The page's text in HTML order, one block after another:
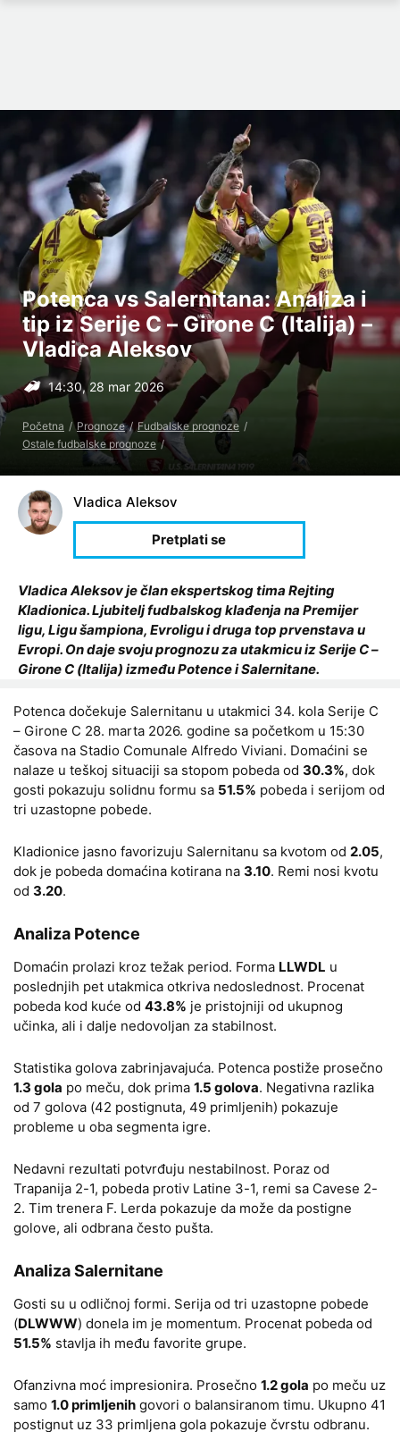
Potenca vs Salernitana: Analiza i
tip iz Serije C – Girone C (Italija) –
Vladica Aleksov
14:30, 28 mar 2026
Početna Prognoze
Fudbalske prognoze
Ostale fudbalske prognoze
Vladica Aleksov
Vladica Aleksov je član ekspertskog tima Rejting
Kladionica. Ljubitelj fudbalskog klađenja na Premijer
ligu, Ligu šampiona, Evroligu i druga top prvenstava u
Evropi. On daje svoju prognozu za utakmicu iz Serije C –
Girone C (Italija) između Potence i Salernitane.
Potenca dočekuje Salernitanu u utakmici 34. kola Serije C
– Girone C 28. marta 2026. godine sa početkom u 15:30
časova na Stadio Comunale Alfredo Viviani. Domaćini se
nalaze u teškoj situaciji sa stopom pobeda od 30.3%, dok
gosti pokazuju solidnu formu sa 51.5% pobeda i serijom od
tri uzastopne pobede.
Kladionice jasno favorizuju Salernitanu sa kvotom od 2.05,
dok je pobeda domaćina kotirana na 3.10. Remi nosi kvotu
od 3.20.
Analiza Potence
Domaćin prolazi kroz težak period. Forma LLWDL u
poslednjih pet utakmica otkriva nedoslednost. Procenat
pobeda kod kuće od 43.8% je pristojniji od ukupnog
učinka, ali i dalje nedovoljan za stabilnost.
Statistika golova zabrinjavajuća. Potenca postiže prosečno
1.3 gola po meču, dok prima 1.5 golova. Negativna razlika
od 7 golova (42 postignuta, 49 primljenih) pokazuje
probleme u oba segmenta igre.
Nedavni rezultati potvrđuju nestabilnost. Poraz od
Trapanija 2-1, pobeda protiv Latine 3-1, remi sa Cavese 2-
2. Tim trenera F. Lerda pokazuje da može da postigne
golove, ali odbrana često pušta.
Analiza Salernitane
Gosti su u odličnoj formi. Serija od tri uzastopne pobede
(DLWWW) donela im je momentum. Procenat pobeda od
51.5% stavlja ih među favorite grupe.
Ofanzivna moć impresionira. Prosečno 1.2 gola po meču uz
samo 1.0 primljenih govori o balansiranom timu. Ukupno 41
postignut uz 33 primljena gola pokazuje čvrstu odbranu.